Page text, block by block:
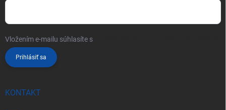
Vložením e-mailu súhlasíte s
Prihlásiť sa
KONTAKT